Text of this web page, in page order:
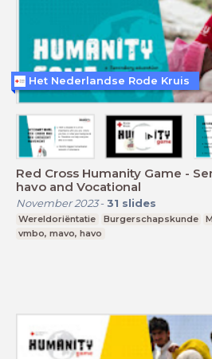
Red Cross Humanity Game -
havo and Vocational
November 2023- 31 slides
Wereldoriëntatie Burgerschapskunde
vmbo, mavo, havo
Het Nederlandse Rode Kruis